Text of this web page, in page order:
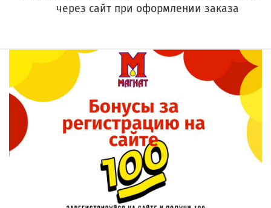
через сайт при оформлении заказа